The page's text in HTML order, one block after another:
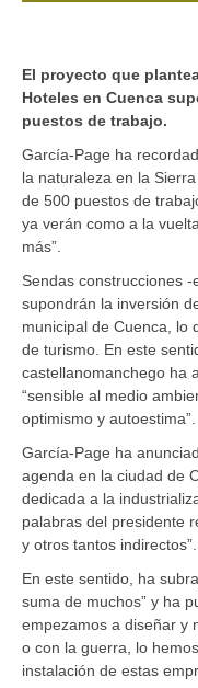
El proyecto que
Hoteles en Cuenca
puestos de trabajo.
García-Page ha
la naturaleza en la
de 500 puestos de
ya verán como a la
más”.
Sendas construcciones
supondrán la inversión
municipal de Cuenca, lo
de turismo. En este
castellanomanchego ha
“sensible al medio
optimismo y autoestima”.
García-Page ha
agenda en la ciudad de
dedicada a la
palabras del presidente
y otros tantos indirectos”.
En este sentido, ha
suma de muchos” y ha
empezamos a diseñar y
o con la guerra, lo
instalación de estas